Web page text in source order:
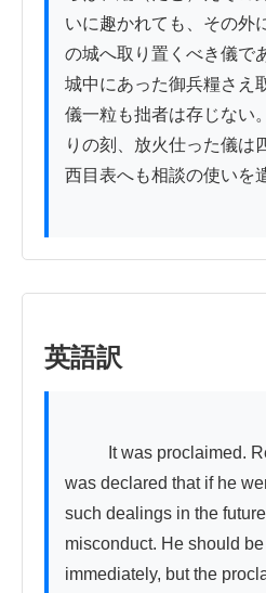
いに趣かれても、その外
の城へ取り置くべき儀で
城中にあった御兵糧さえ
儀一粒も拙者は存じない
りの刻、放火仕った儀は
西目表へも相談の使いを
英語訳
was declared that if he
such dealings in the
misconduct. He should
immediately, but the